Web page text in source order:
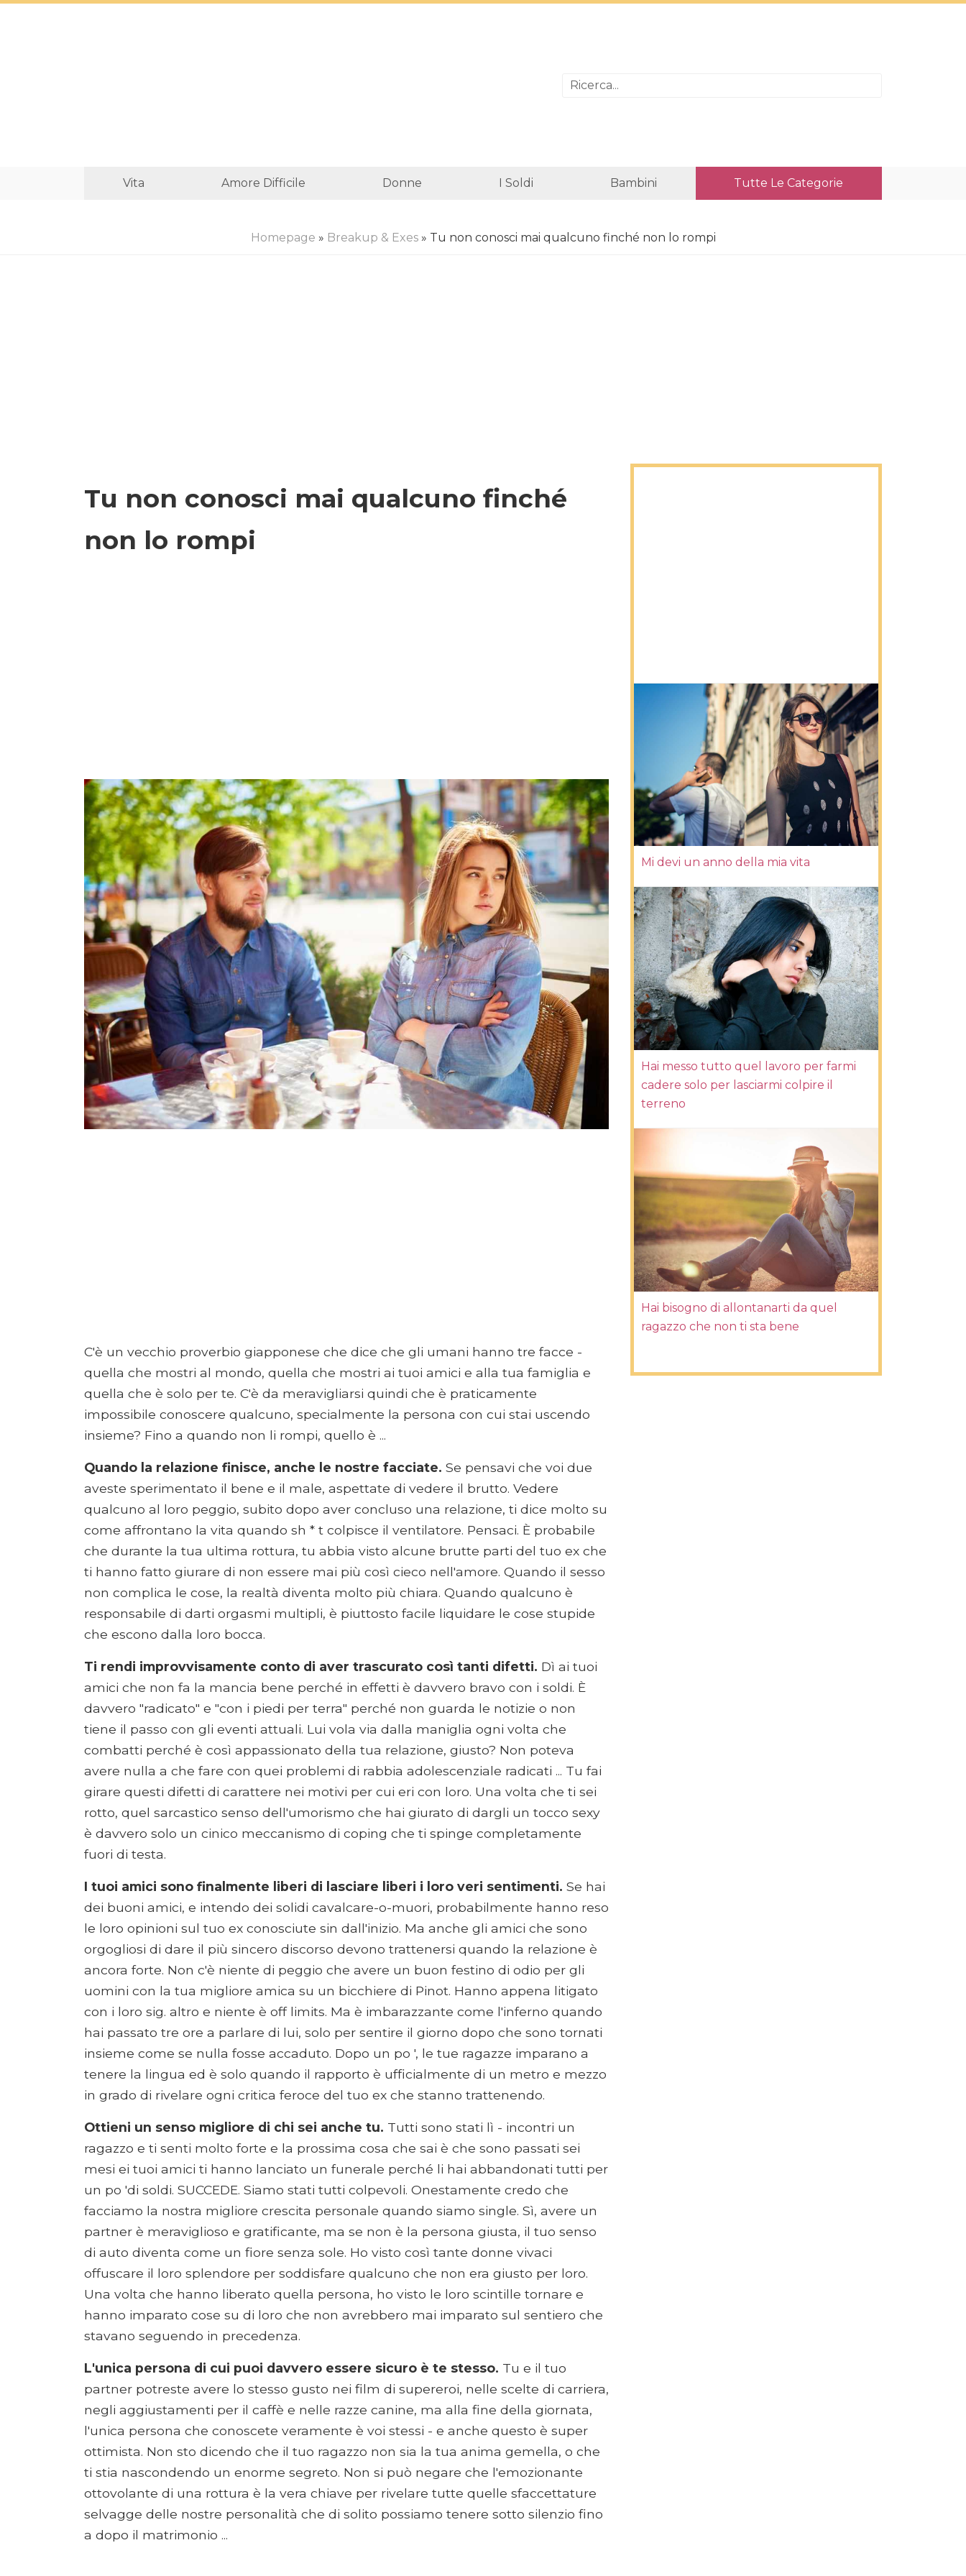
Vita Amore Difficile Donne I Soldi Bambini Tutte Le Categorie
Homepage » Breakup & Exes» Tu non conosci mai qualcuno finché non lo rompi
Tu non conosci mai qualcuno finché
non lo rompi
C'è un vecchio proverbio giapponese che dice che gli umani hanno tre facce -
quella che mostri al mondo, quella che mostri ai tuoi amici e alla tua famiglia e
quella che è solo per te. C'è da meravigliarsi quindi che è praticamente
impossibile conoscere qualcuno, specialmente la persona con cui stai uscendo
insieme? Fino a quando non li rompi, quello è ...
Quando la relazione finisce, anche le nostre facciate. Se pensavi che voi due
aveste sperimentato il bene e il male, aspettate di vedere il brutto. Vedere
qualcuno al loro peggio, subito dopo aver concluso una relazione, ti dice molto su
come affrontano la vita quando sh * t colpisce il ventilatore. Pensaci. È probabile
che durante la tua ultima rottura, tu abbia visto alcune brutte parti del tuo ex che
ti hanno fatto giurare di non essere mai più così cieco nell'amore. Quando il sesso
non complica le cose, la realtà diventa molto più chiara. Quando qualcuno è
responsabile di darti orgasmi multipli, è piuttosto facile liquidare le cose stupide
che escono dalla loro bocca.
Ti rendi improvvisamente conto di aver trascurato così tanti difetti. Dì ai tuoi
amici che non fa la mancia bene perché in effetti è davvero bravo con i soldi. È
davvero "radicato" e "con i piedi per terra" perché non guarda le notizie o non
tiene il passo con gli eventi attuali. Lui vola via dalla maniglia ogni volta che
combatti perché è così appassionato della tua relazione, giusto? Non poteva
avere nulla a che fare con quei problemi di rabbia adolescenziale radicati ... Tu fai
girare questi difetti di carattere nei motivi per cui eri con loro. Una volta che ti sei
rotto, quel sarcastico senso dell'umorismo che hai giurato di dargli un tocco sexy
è davvero solo un cinico meccanismo di coping che ti spinge completamente
fuori di testa.
I tuoi amici sono finalmente liberi di lasciare liberi i loro veri sentimenti. Se hai
dei buoni amici, e intendo dei solidi cavalcare-o-muori, probabilmente hanno reso
le loro opinioni sul tuo ex conosciute sin dall'inizio. Ma anche gli amici che sono
orgogliosi di dare il più sincero discorso devono trattenersi quando la relazione è
ancora forte. Non c'è niente di peggio che avere un buon festino di odio per gli
uomini con la tua migliore amica su un bicchiere di Pinot. Hanno appena litigato
con i loro sig. altro e niente è off limits. Ma è imbarazzante come l'inferno quando
hai passato tre ore a parlare di lui, solo per sentire il giorno dopo che sono tornati
insieme come se nulla fosse accaduto. Dopo un po ', le tue ragazze imparano a
tenere la lingua ed è solo quando il rapporto è ufficialmente di un metro e mezzo
in grado di rivelare ogni critica feroce del tuo ex che stanno trattenendo.
Ottieni un senso migliore di chi sei anche tu. Tutti sono stati lì - incontri un
ragazzo e ti senti molto forte e la prossima cosa che sai è che sono passati sei
mesi ei tuoi amici ti hanno lanciato un funerale perché li hai abbandonati tutti per
un po 'di soldi. SUCCEDE. Siamo stati tutti colpevoli. Onestamente credo che
facciamo la nostra migliore crescita personale quando siamo single. Sì, avere un
partner è meraviglioso e gratificante, ma se non è la persona giusta, il tuo senso
di auto diventa come un fiore senza sole. Ho visto così tante donne vivaci
offuscare il loro splendore per soddisfare qualcuno che non era giusto per loro.
Una volta che hanno liberato quella persona, ho visto le loro scintille tornare e
hanno imparato cose su di loro che non avrebbero mai imparato sul sentiero che
stavano seguendo in precedenza.
L'unica persona di cui puoi davvero essere sicuro è te stesso. Tu e il tuo
partner potreste avere lo stesso gusto nei film di supereroi, nelle scelte di carriera,
negli aggiustamenti per il caffè e nelle razze canine, ma alla fine della giornata,
l'unica persona che conoscete veramente è voi stessi - e anche questo è super
ottimista. Non sto dicendo che il tuo ragazzo non sia la tua anima gemella, o che
ti stia nascondendo un enorme segreto. Non si può negare che l'emozionante
ottovolante di una rottura è la vera chiave per rivelare tutte quelle sfaccettature
selvagge delle nostre personalità che di solito possiamo tenere sotto silenzio fino
a dopo il matrimonio ...
Mi devi un anno della mia vita
Hai messo tutto quel lavoro per farmi
cadere solo per lasciarmi colpire il
terreno
Hai bisogno di allontanarti da quel
ragazzo che non ti sta bene